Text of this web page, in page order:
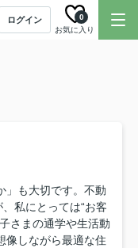
ログイン
お気に入り
0
」も大切です。不動
私にとっては“お客
さまの通学や生活動
像しながら最適な住